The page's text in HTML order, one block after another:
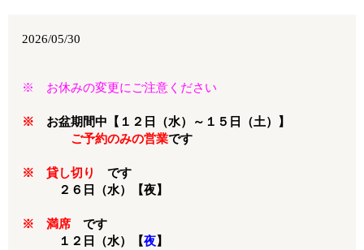
2026/05/30
※ お休みの変更にご注意ください
※
お盆期間中【１２日（水）～１５日（土）】
ご予約のみの営業です
※貸し切りです
２６日（水）【夜】
※ 満席 です
１２日（水）【夜】